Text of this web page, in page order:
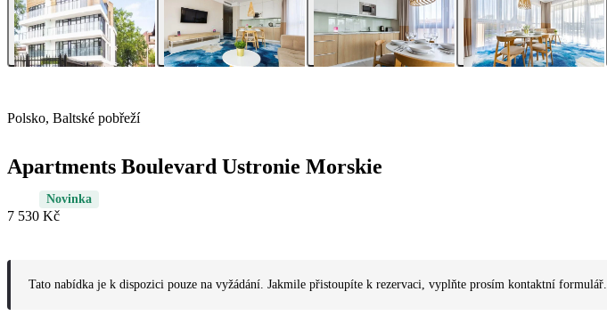
Polsko, Baltské pobřeží
Apartments Boulevard Ustronie Morskie
Novinka
7 530 Kč
Tato nabídka je k dispozici pouze na vyžádání. Jakmile přistoupíte k rezervaci, vyplňte prosím kontaktní formulář.